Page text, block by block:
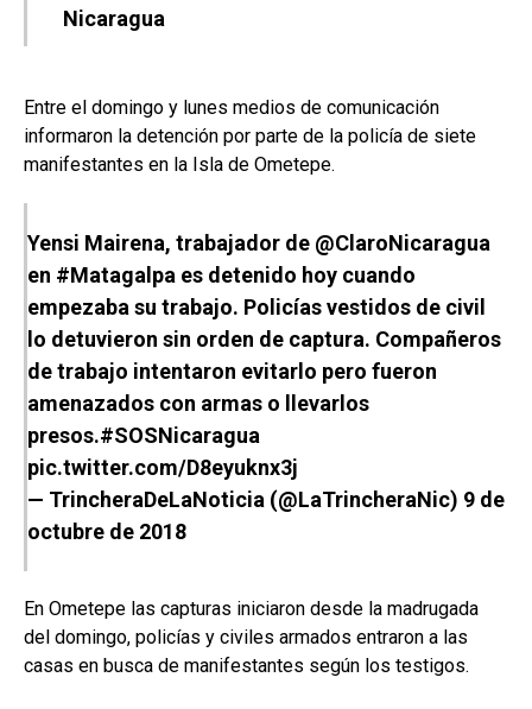
Nicaragua
Entre el domingo y lunes medios de comunicación
informaron la detención por parte de la policía de siete
manifestantes en la Isla de Ometepe.
Yensi Mairena, trabajador de @ClaroNicaragua
en #Matagalpa es detenido hoy cuando
empezaba su trabajo. Policías vestidos de civil
lo detuvieron sin orden de captura. Compañeros
de trabajo intentaron evitarlo pero fueron
amenazados con armas o llevarlos
presos.#SOSNicaragua
pic.twitter.com/D8eyuknx3j
— TrincheraDeLaNoticia (@LaTrincheraNic) 9 de
octubre de 2018
En Ometepe las capturas iniciaron desde la madrugada
del domingo, policías y civiles armados entraron a las
casas en busca de manifestantes según los testigos.